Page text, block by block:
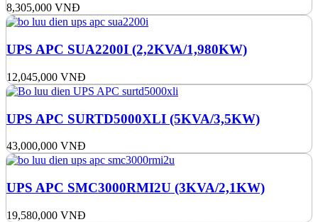
8,305,000 VNĐ
UPS APC SUA2200I (2,2KVA/1,980KW)
12,045,000 VNĐ
UPS APC SURTD5000XLI (5KVA/3,5KW)
43,000,000 VNĐ
UPS APC SMC3000RMI2U (3KVA/2,1KW)
19,580,000 VNĐ